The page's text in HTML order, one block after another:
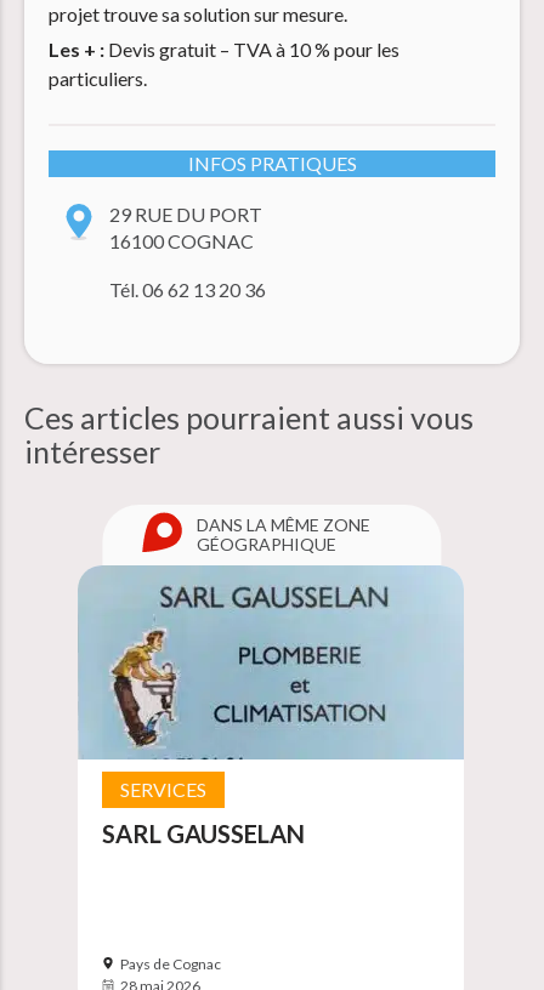
projet trouve sa solution sur mesure.
Les + : Devis gratuit – TVA à 10 % pour les
particuliers.
INFOS PRATIQUES
29 RUE DU PORT
16100 COGNAC
Tél. 06 62 13 20 36
Ces articles pourraient aussi vous
intéresser
DANS LA MÊME ZONE
GÉOGRAPHIQUE
SERVICES
SARL GAUSSELAN
Pays de Cognac
28 mai 2026